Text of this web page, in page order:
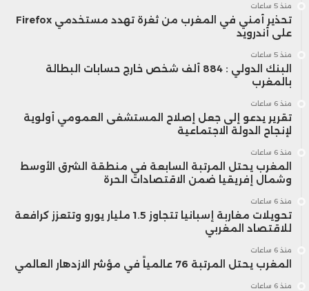
منذ 5 ساعات
تحذير أمني في المغرب من ثغرة تهدد مستخدمي Firefox
على أندرويد
منذ 5 ساعات
البنك الدولي : 884 ألف شخص خارج حسابات البطالة
بالمغرب
منذ 6 ساعات
تقرير يدعو إلى جعل إصلاح المستشفى العمومي أولوية
لإنجاح الدولة الاجتماعية
منذ 6 ساعات
المغرب يحتل المرتبة السابعة في منطقة الشرق الأوسط
وشمال إفريقيا ضمن الاقتصادات الحرة
منذ 6 ساعات
تحويلات مغاربة إسبانيا تتجاوز 1.5 مليار يورو وتتعزز كرافعة
للاقتصاد المغربي
منذ 6 ساعات
المغرب يحتل المرتبة 76 عالمياً في مؤشر الازدهار العالمي
منذ 6 ساعات